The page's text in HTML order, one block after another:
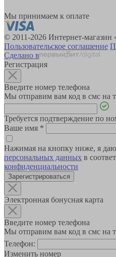
Мы принимаем к оплате
© 2011-2026 Интернет-
Пользовательское соглашение
Сделано в
Регистрация
Введите номер телефона
Мы отправим вам код в смс на
Требуется подтверждение по
Ваше имя *
Нажимая на кнопку ниже, я даю
персональных данных в
конфиденциальности
Зарегистрироваться
Электронная бонусная карта
Введите номер телефона
Мы отправим вам код в смс на
Телефон:
Изменить номер